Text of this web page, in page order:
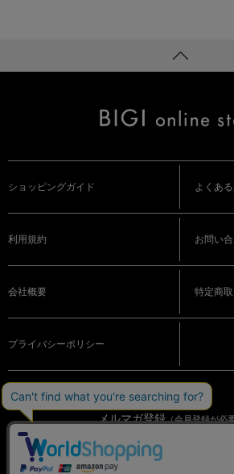
ショッピングガイド よくあ
利用規約 お問い
会社概要 特定商
プライバシーポリシー
メルマガ登録（会員登録が必
OFFICIAL SNS